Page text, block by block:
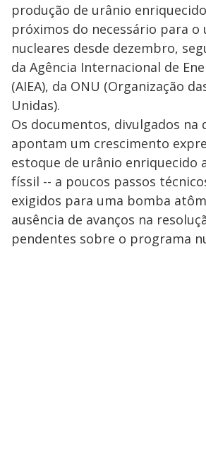
produção de urânio
próximos do necessário para o
nucleares desde dezembro,
da Agência Internacional de
(AIEA), da ONU (Organização
Unidas).
Os documentos, divulgados na
apontam um crescimento
estoque de urânio enriquecido
físsil -- a poucos passos
exigidos para uma bomba
ausência de avanços na
pendentes sobre o programa